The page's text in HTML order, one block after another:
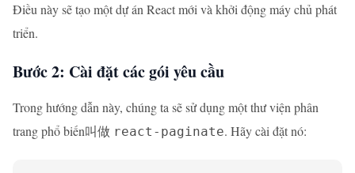
Điều này sẽ tạo một dự án React mới và khởi động máy chủ phát
triển.
Bước 2: Cài đặt các gói yêu cầu
Trong hướng dẫn này, chúng ta sẽ sử dụng một thư viện phân
trang phổ biến叫做 react-paginate. Hãy cài đặt nó: